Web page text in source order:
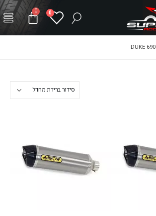
0
0
DUKE 690